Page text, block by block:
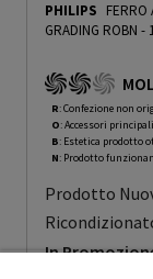
PHILIPS FERRO
GRADING ROBN -
R: Confezione non
O: Accessori
B: Estetica prodotto
N: Prodotto
Prodotto
In